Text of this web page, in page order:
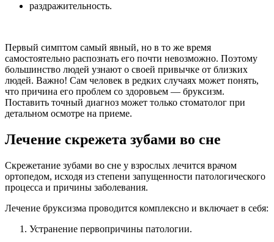
раздражительность.
Первый симптом самый явный, но в то же время
самостоятельно распознать его почти невозможно. Поэтому
большинство людей узнают о своей привычке от близких
людей. Важно! Сам человек в редких случаях может понять,
что причина его проблем со здоровьем — бруксизм.
Поставить точный диагноз может только стоматолог при
детальном осмотре на приеме.
Лечение скрежета зубами во сне
Скрежетание зубами во сне у взрослых лечится врачом
ортопедом, исходя из степени запущенности патологического
процесса и причины заболевания.
Лечение бруксизма проводится комплексно и включает в себя:
Устранение первопричины патологии.